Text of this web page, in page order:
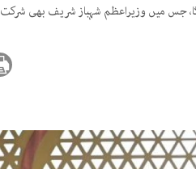
عرب کے شہر ریاض میں ہوگا، جس میں وزیراعظم شہباز شریف بھی شرکت